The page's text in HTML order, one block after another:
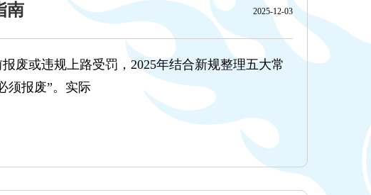
南 2025-12-03
或违规上路受罚，2025年结合新规整理五大常
报废”。实际